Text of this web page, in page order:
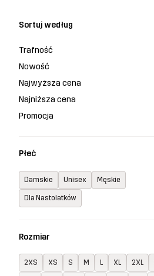
Sortuj według
Trafność
Nowość
Najwyższa cena
Najniższa cena
Promocja
Płeć
Damskie Unisex Męskie
Dla Nastolatków
Rozmiar
2XS XS S M L XL 2XL